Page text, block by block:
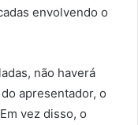
envolvendo o
não haverá
apresentador, o
vez disso, o